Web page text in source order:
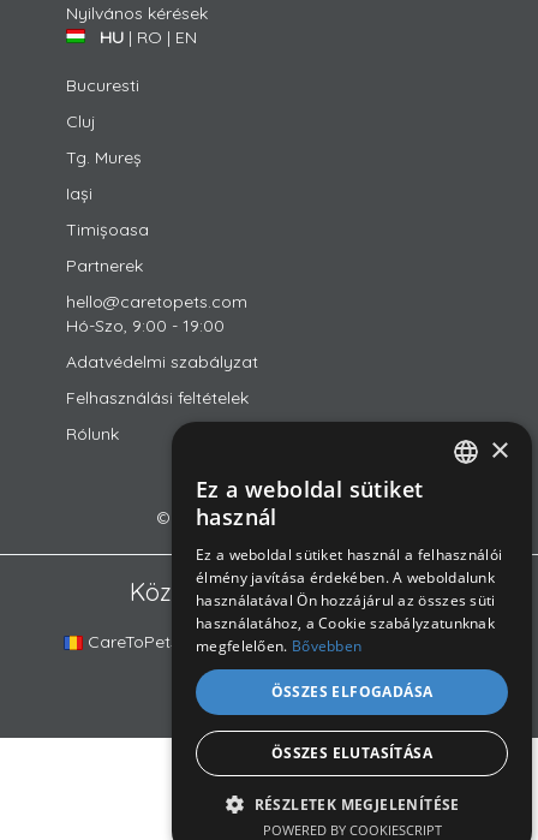
Nyilvános kérések
HU | RO | EN
Bucuresti
Cluj
Tg. Mureș
Iași
Timișoasa
Partnerek
hello@caretopets.com
Hó-Szo, 9:00 - 19:00
Adatvédelmi szabályzat
Felhasználási feltételek
Rólunk
© 2018-2026 CareToPets Ltd
Közösségünk platformjai
CareToPets.com DogSurf.hu
HUNGARIAN
×
Ez a weboldal sütiket
használ
Ez a weboldal sütiket használ a felhasználói
élmény javítása érdekében. A weboldalunk
használatával Ön hozzájárul az összes süti
használatához, a Cookie szabályzatunknak
megfelelően. Bővebben
ÖSSZES ELFOGADÁSA
ÖSSZES ELUTASÍTÁSA
RÉSZLETEK MEGJELENÍTÉSE
POWERED BY COOKIESCRIPT